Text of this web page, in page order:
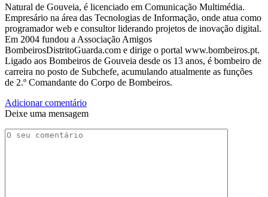
Natural de Gouveia, é licenciado em Comunicação Multimédia.
Empresário na área das Tecnologias de Informação, onde atua como
programador web e consultor liderando projetos de inovação digital.
Em 2004 fundou a Associação Amigos
BombeirosDistritoGuarda.com e dirige o portal www.bombeiros.pt.
Ligado aos Bombeiros de Gouveia desde os 13 anos, é bombeiro de
carreira no posto de Subchefe, acumulando atualmente as funções
de 2.º Comandante do Corpo de Bombeiros.
Adicionar comentário
Deixe uma mensagem